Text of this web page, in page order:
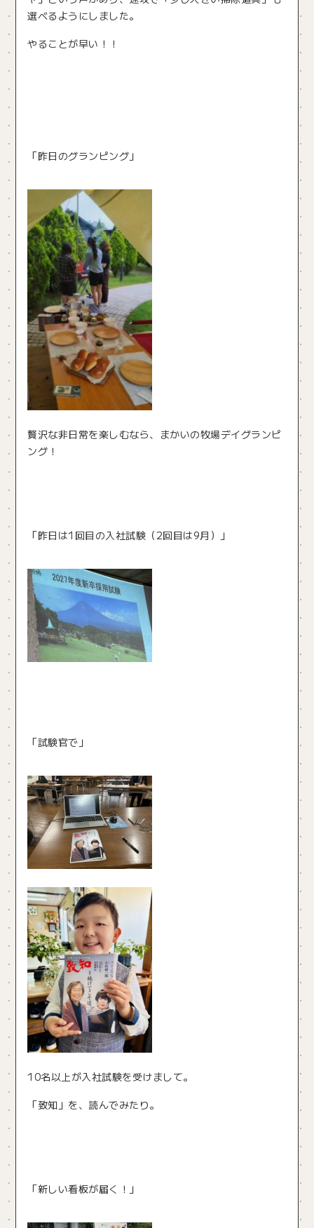
選べるようにしました。
やることが早い！！
「昨日のグランピング」
贅沢な非日常を楽しむなら、まかいの牧場デイグランピ
ング！
「昨日は1回目の入社試験（2回目は9月）」
「試験官で」
10名以上が入社試験を受けまして。
「致知」を、読んでみたり。
「新しい看板が届く！」